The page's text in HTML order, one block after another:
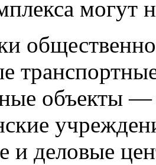
могут
объекты
и деловые